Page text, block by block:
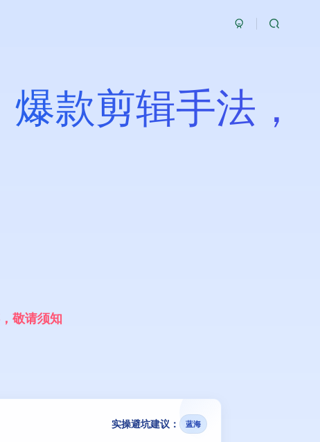
款剪辑手法，
， 敬请须知
实操避坑建议： 蓝海